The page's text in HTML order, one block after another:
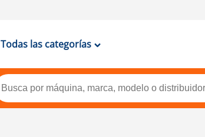
Todas las categorías